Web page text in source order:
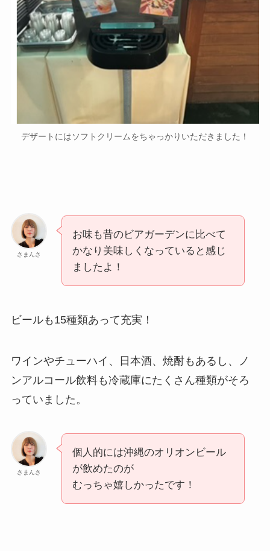
デザートにはソフトクリームをちゃっかりいただきました！
さまんさ
お味も昔のビアガーデンに比べて
かなり美味しくなっていると感じ
ましたよ！
ビールも15種類あって充実！
ワインやチューハイ、日本酒、焼酎もあるし、ノ
ンアルコール飲料も冷蔵庫にたくさん種類がそろ
っていました。
さまんさ
個人的には沖縄のオリオンビール
が飲めたのが
むっちゃ嬉しかったです！